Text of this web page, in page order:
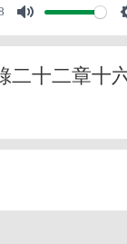
十二章十